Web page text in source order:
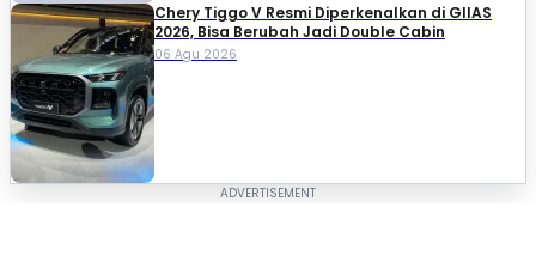
Chery Tiggo V Resmi Diperkenalkan di GIIAS
2026, Bisa Berubah Jadi Double Cabin
06 Agu 2026